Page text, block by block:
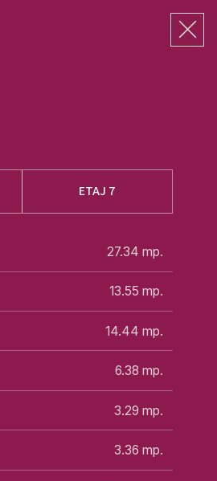
ETAJ 7
27.34 mp.
13.55 mp.
14.44 mp.
6.38 mp.
3.29 mp.
3.36 mp.